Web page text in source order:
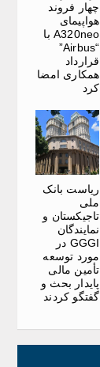
چهار فروند
هواپیمای
A320neo با
“Airbus”
قرارداد
همکاری امضا
کرد
ریاست بانک
ملی
تاجیکستان و
نمایندگان
GGGI در
مورد توسعه
تأمین مالی
پایدار بحث و
گفتگو کردند